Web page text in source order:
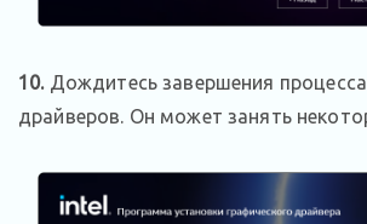
10.Дождитесь завершения процесса
драйверов. Он может занять